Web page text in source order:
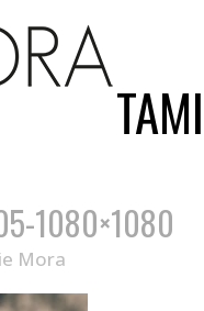
1080×1080
Mora